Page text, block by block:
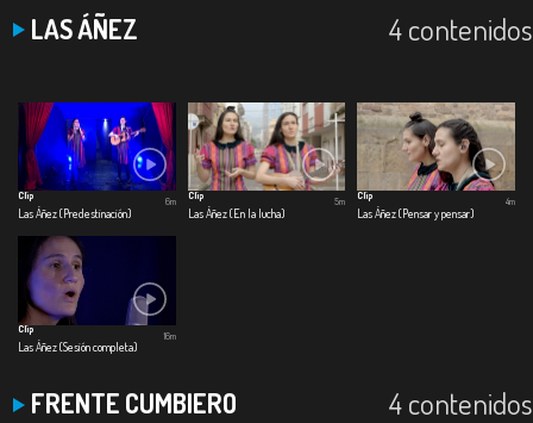
LAS ÁÑEZ 4 contenidos
Clip
Las Áñez (Predestinación)
6m
Clip
Las Áñez (En la lucha)
5m
Clip
Las Áñez (Pensar y pensar)
4m
Clip
Las Áñez (Sesión completa)
16m
FRENTE CUMBIERO 4 contenidos